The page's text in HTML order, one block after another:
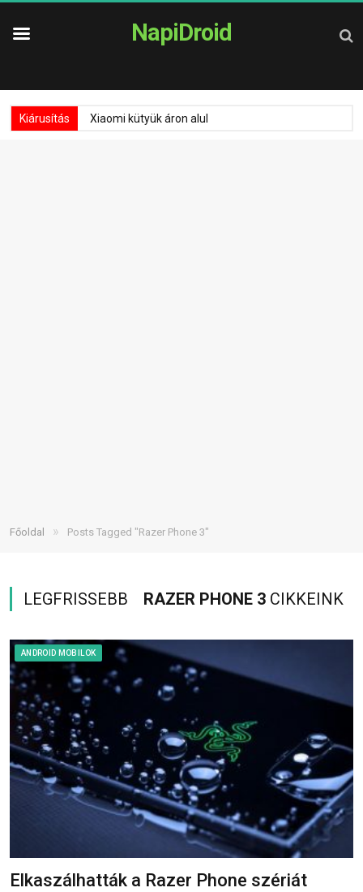
NapiDroid
Kiárusítás Xiaomi kütyük áron alul
Főoldal » Posts Tagged "Razer Phone 3"
LEGFRISSEBB RAZER PHONE 3 CIKKEINK
ANDROID MOBILOK
Elkaszálhatták a Razer Phone szériát